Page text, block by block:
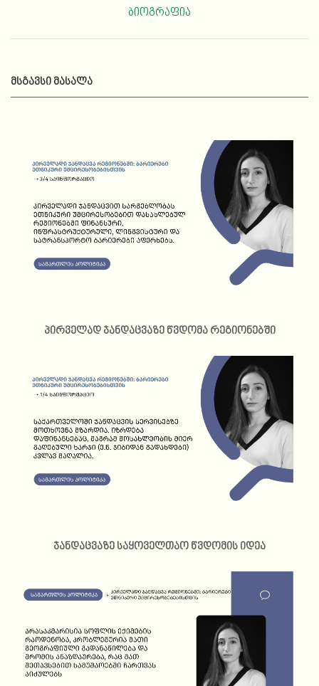
ბიოგრაფია
ᲛᲡᲒᲐᲕᲡᲘ ᲛᲐᲡᲐᲚᲐ
პირველად ჯანდაცვაზე წვდომა რეგიონებში
ჯანდაცვაზე საყოველთაო წვდომის იდეა